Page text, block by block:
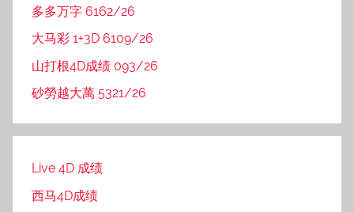
多多万字 6162/26
大马彩 1+3D 6109/26
山打根4D成绩 093/26
砂勞越大萬 5321/26
Live 4D 成绩
西马4D成绩